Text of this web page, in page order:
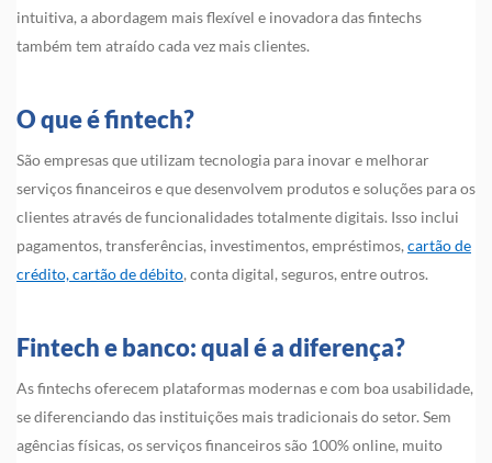
intuitiva, a abordagem mais flexível e inovadora das fintechs
também tem atraído cada vez mais clientes.
O que é fintech?
São empresas que utilizam tecnologia para inovar e melhorar
serviços financeiros e que desenvolvem produtos e soluções para os
clientes através de funcionalidades totalmente digitais. Isso inclui
pagamentos, transferências, investimentos, empréstimos, cartão de
crédito, cartão de débito, conta digital, seguros, entre outros.
Fintech e banco: qual é a diferença?
As fintechs oferecem plataformas modernas e com boa usabilidade,
se diferenciando das instituições mais tradicionais do setor. Sem
agências físicas, os serviços financeiros são 100% online, muito